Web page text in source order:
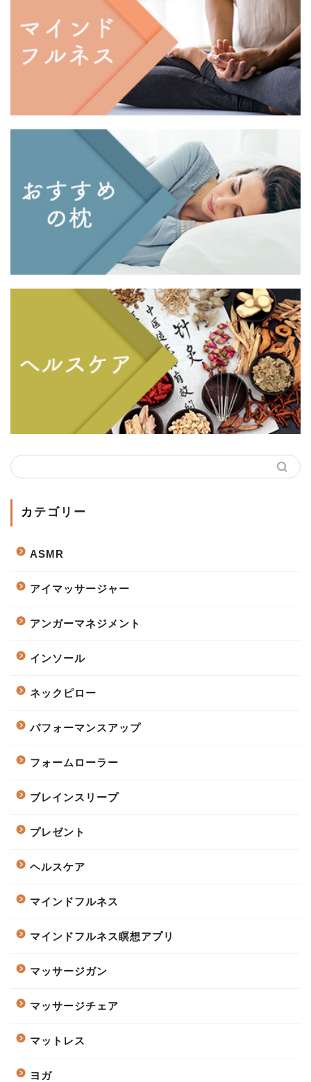
カテゴリー
ASMR
アイマッサージャー
アンガーマネジメント
インソール
ネックピロー
パフォーマンスアップ
フォームローラー
ブレインスリープ
プレゼント
ヘルスケア
マインドフルネス
マインドフルネス瞑想アプリ
マッサージガン
マッサージチェア
マットレス
ヨガ